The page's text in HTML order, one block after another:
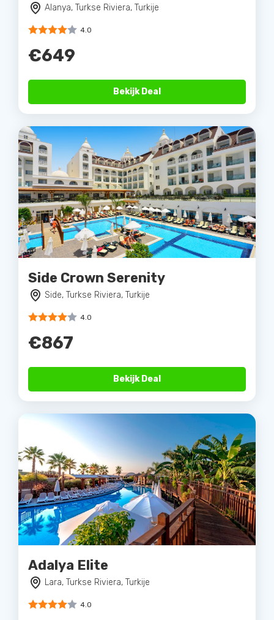
Alanya, Turkse Riviera, Turkije
4.0
€649
Bekijk Deal
Side Crown Serenity
Side, Turkse Riviera, Turkije
4.0
€867
Bekijk Deal
Adalya Elite
Lara, Turkse Riviera, Turkije
4.0